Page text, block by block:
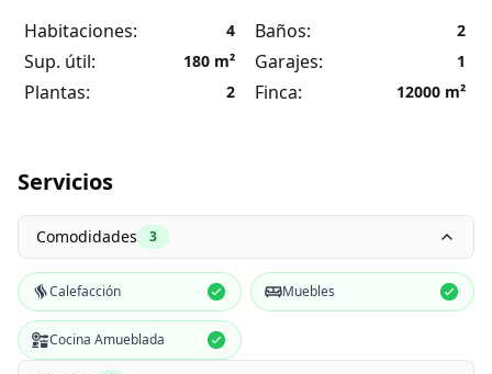
Habitaciones: 4 Baños: 2
Sup. útil: 180 m² Garajes: 1
Plantas: 2 Finca: 12000 m²
Servicios
Comodidades 3
Calefacción Muebles
Cocina Amueblada